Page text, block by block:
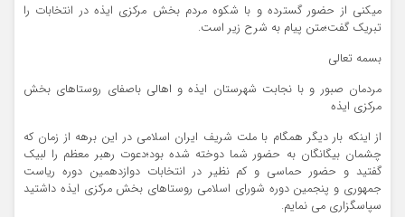
میکنی از حضور گسترده و با شکوه مردم بخش مرکزی ایذه در انتخابات را
تبریک گفت؛متن پیام به شرح زیر است.
بسمه تعالی
مردمان صبور و با نجابت شهرستان ایذه و اهالی باصفای روستاهای بخش
مرکزی ایذه
از اینکه بار دیگر همگام با ملت شریف ایران اسلامی در این برهه از زمان که
چشمان بیگانگان به حضور شما دوخته شده بود؛دعوت رهبر معظم را لبیک
گفتید و حضور حماسی و کم نظیر در انتخابات دوازدهمین دوره ریاست
جمهوری و پنجمین دوره شورای اسلامی روستاهای بخش مرکزی ایذه داشتید
سپاسگزاری می نمایم.